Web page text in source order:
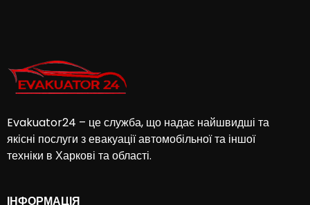
Evakuator24 – це служба, що надає найшвидші та
якісні послуги з евакуації автомобільної та іншої
техніки в Харкові та області.
ІНФОРМАЦІЯ